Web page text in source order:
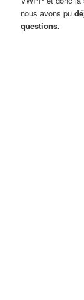
nous avons pu
questions.